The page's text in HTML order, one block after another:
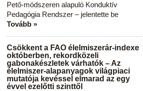
Pető-módszeren alapuló Konduktív
Pedagógia Rendszer – jelentette be
Tovább »
Csökkent a FAO élelmiszerár-indexe
októberben, rekordközeli
gabonakészletek várhatók – Az
élelmiszer-alapanyagok világpiaci
mutatója kevéssel elmarad az egy
évvel ezelőtti szinttől